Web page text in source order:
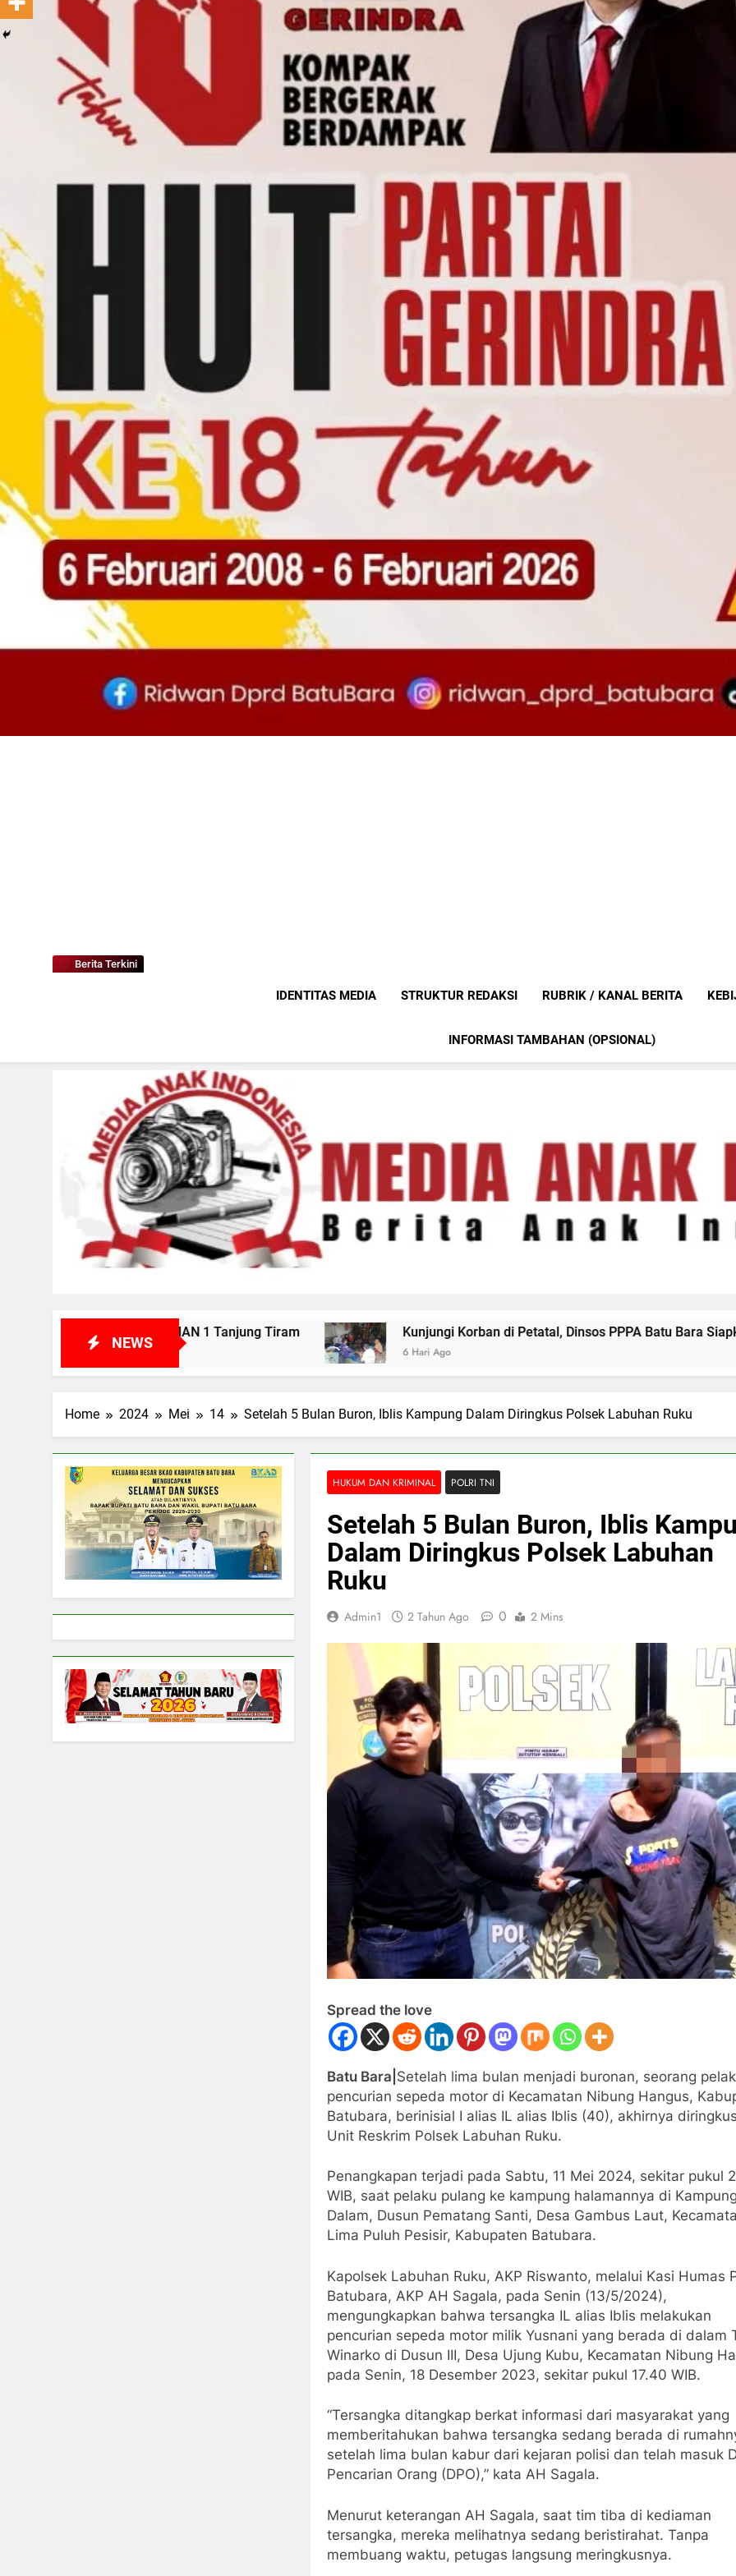
Berita Terkini
IDENTITAS MEDIA STRUKTUR REDAKSI RUBRIK / KANAL BERITA
INFORMASI TAMBAHAN (OPSIONAL)
NEWS
1 Tanjung Tiram Kunjungi Korban di Petatal, Dinsos PPPA Batu Bara Siapkan Pendampingan
Home 2024 Mei 14 Setelah 5 Bulan Buron, Iblis Kampung Dalam Diringkus Polsek Labuhan Ruku
HUKUM DAN KRIMINAL POLRI TNI
Setelah 5 Bulan Buron, Iblis
Dalam Diringkus Polsek Labuhan
Ruku
Admin1 2 Tahun Ago 0 2 Mins
Spread the love
Batu Bara| Setelah lima bulan menjadi buronan, seorang
pencurian sepeda motor di Kecamatan Nibung Hangus,
Batubara, berinisial I alias IL alias Iblis (40), akhirnya
Unit Reskrim Polsek Labuhan Ruku.
Penangkapan terjadi pada Sabtu, 11 Mei 2024, sekitar pukul
WIB, saat pelaku pulang ke kampung halamannya di
Dalam, Dusun Pematang Santi, Desa Gambus Laut,
Lima Puluh Pesisir, Kabupaten Batubara.
Kapolsek Labuhan Ruku, AKP Riswanto, melalui Kasi Humas
Batubara, AKP AH Sagala, pada Senin (13/5/2024),
mengungkapkan bahwa tersangka IL alias Iblis melakukan
pencurian sepeda motor milik Yusnani yang berada di dalam
Winarko di Dusun III, Desa Ujung Kubu, Kecamatan Nibung
pada Senin, 18 Desember 2023, sekitar pukul 17.40 WIB.
“Tersangka ditangkap berkat informasi dari masyarakat yang
memberitahukan bahwa tersangka sedang berada di
setelah lima bulan kabur dari kejaran polisi dan telah masuk
Pencarian Orang (DPO),” kata AH Sagala.
Menurut keterangan AH Sagala, saat tim tiba di kediaman
tersangka, mereka melihatnya sedang beristirahat. Tanpa
membuang waktu, petugas langsung meringkusnya.